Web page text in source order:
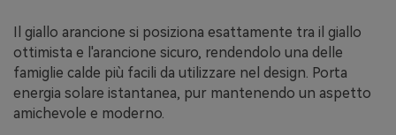
Il giallo arancione si posiziona esattamente tra il giallo
ottimista e l'arancione sicuro, rendendolo una delle
famiglie calde più facili da utilizzare nel design. Porta
energia solare istantanea, pur mantenendo un aspetto
amichevole e moderno.